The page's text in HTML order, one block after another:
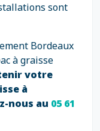
sont
Bordeaux
à graisse
votre
à
nous au 05 61